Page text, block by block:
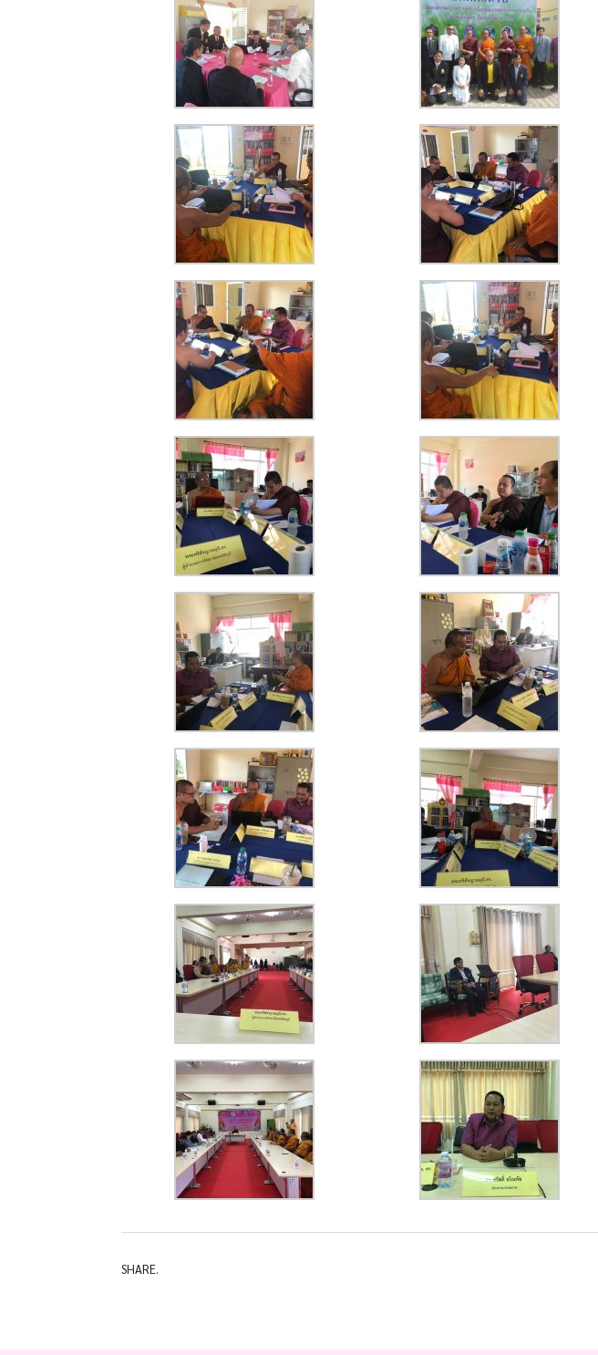
SHARE.